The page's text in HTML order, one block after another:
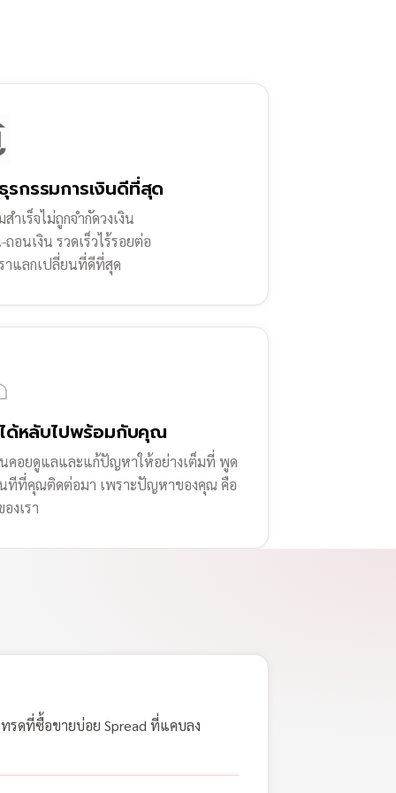
กรรมการเงินดีที่สุด
ำเร็จไม่ถูกจำกัดวงเงิน
ถอนเงิน รวดเร็วไร้รอยต่อ
าแลกเปลี่ยนที่ดีที่สุด
ได้หลับไปพร้อมกับคุณ
คอยดูแลและแก้ปัญหาให้อย่างเต็มที่ พูด
ทีที่คุณติดต่อมา เพราะปัญหาของคุณ คือ
งเรา
รดที่ซื้อขายบ่อย Spread ที่แคบลง